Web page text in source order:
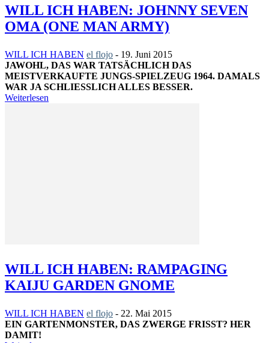
WILL ICH HABEN: JOHNNY SEVEN
OMA (ONE MAN ARMY)
WILL ICH HABEN el flojo - 19. Juni 2015
JAWOHL, DAS WAR TATSÄCHLICH DAS
MEISTVERKAUFTE JUNGS-SPIELZEUG 1964. DAMALS
WAR JA SCHLIESSLICH ALLES BESSER.
Weiterlesen
WILL ICH HABEN: RAMPAGING
KAIJU GARDEN GNOME
WILL ICH HABEN el flojo - 22. Mai 2015
EIN GARTENMONSTER, DAS ZWERGE FRISST? HER
DAMIT!